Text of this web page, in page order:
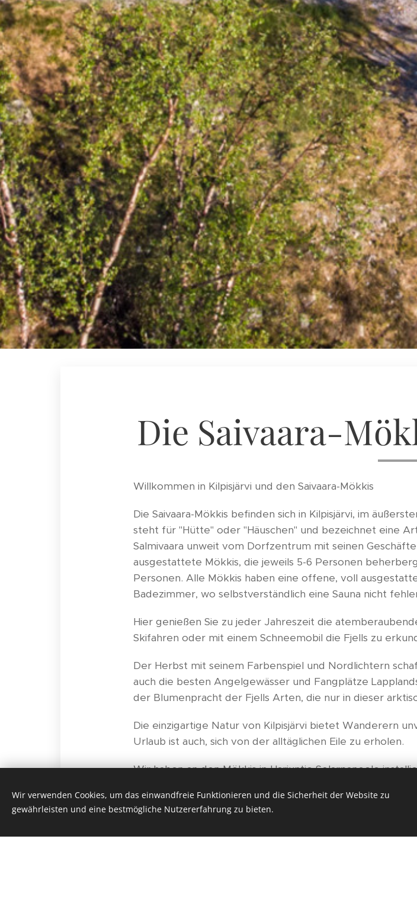
Die Saivaara-
Willkommen in Kilpisjärvi und den Saivaara-Mökkis
Die Saivaara-Mökkis befinden sich in Kilpisjärvi, im
steht für "Hütte" oder "Häuschen" und bezeichnet eine
Salmivaara unweit vom Dorfzentrum mit seinen
ausgestattete Mökkis, die jeweils 5-6 Personen
Personen. Alle Mökkis haben eine offene, voll
Badezimmer, wo selbstverständlich eine Sauna nicht
Hier genießen Sie zu jeder Jahreszeit die
Skifahren oder mit einem Schneemobil die Fjells zu
Der Herbst mit seinem Farbenspiel und Nordlichtern
auch die besten Angelgewässer und Fangplätze
der Blumenpracht der Fjells Arten, die nur in dieser
Die einzigartige Natur von Kilpisjärvi bietet Wanderern
Urlaub ist auch, sich von der alltäglichen Eile zu erholen.
Wir haben an den Mökkis in Harjuntie Solarpaneele
empfindliche arktische Natur bei.
Wir verwenden Cookies, um das einwandfreie Funktionieren und die Sicherheit der Website zu
gewährleisten und eine bestmögliche Nutzererfahrung zu bieten.